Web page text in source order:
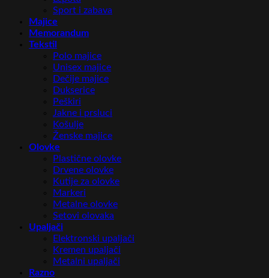
Sport i zabava
Majice
Memorandum
Tekstil
Polo majice
Unisex majice
Dečije majice
Dukserice
Peškiri
Jakne i prsluci
Košulje
Ženske majice
Olovke
Plastične olovke
Drvene olovke
Kutije za olovke
Markeri
Metalne olovke
Setovi olovaka
Upaljači
Elektronski upaljači
Kremen upaljači
Metalni upaljači
Razno